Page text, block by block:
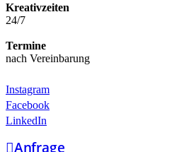
Kreativzeiten
24/7
Termine
nach Vereinbarung
Instagram
Facebook
LinkedIn
Anfrage